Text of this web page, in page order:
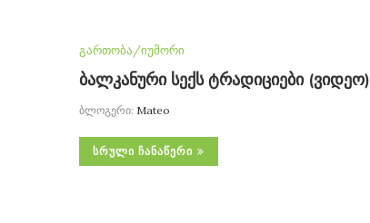
გართობა/იუმორი
ბალკანური სექს ტრადიციები
ბლოგერი: Mateo
ᲡᲠᲣᲚᲘ ᲩᲐᲜᲐᲬᲔᲠᲘ